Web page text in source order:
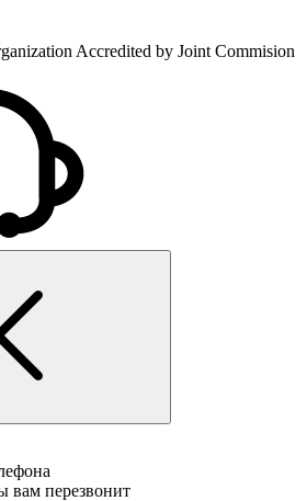
Accredited by Joint Commision
вам перезвонит